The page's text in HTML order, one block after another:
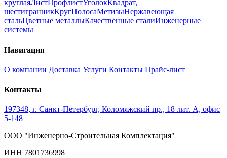
круглаяЛистПрофлистУголокКвадрат,
шестигранникКругПолосаМетизыНержавеющая
стальЦветные металлыКачественные сталиИнженерные
системы
Навигация
О компании Доставка Услуги Контакты Прайс-лист
Контакты
197348, г. Санкт-Петербург, Коломяжский пр., 18 лит. А, офис
5-148
ООО "Инженерно-Строительная Комплектация"
ИНН 7801736998